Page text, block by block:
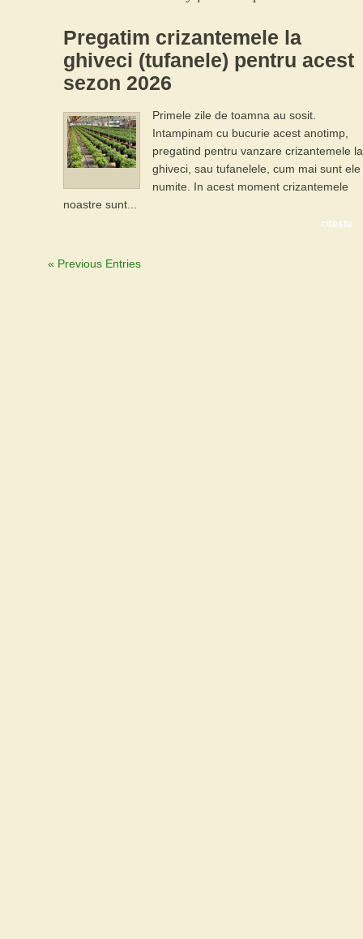
Pregatim crizantemele la
ghiveci (tufanele) pentru acest
sezon 2026
Primele zile de toamna au sosit.
Intampinam cu bucurie acest anotimp,
pregatind pentru vanzare crizantemele la
ghiveci, sau tufanelele, cum mai sunt ele
numite. In acest moment crizantemele
noastre sunt...
citește
« Previous Entries